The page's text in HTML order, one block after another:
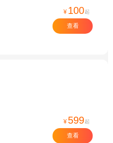
¥ 100起
查看
¥ 599起
查看